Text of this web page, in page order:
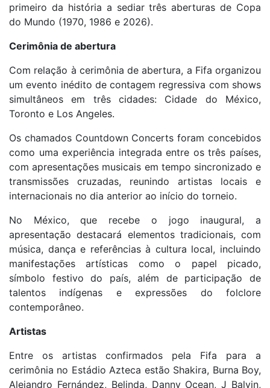
primeiro da história a sediar três aberturas de Copa
do Mundo (1970, 1986 e 2026).
Cerimônia de abertura
Com relação à cerimônia de abertura, a Fifa organizou
um evento inédito de contagem regressiva com shows
simultâneos em três cidades: Cidade do México,
Toronto e Los Angeles.
Os chamados Countdown Concerts foram concebidos
como uma experiência integrada entre os três países,
com apresentações musicais em tempo sincronizado e
transmissões cruzadas, reunindo artistas locais e
internacionais no dia anterior ao início do torneio.
No México, que recebe o jogo inaugural, a
apresentação destacará elementos tradicionais, com
música, dança e referências à cultura local, incluindo
manifestações artísticas como o papel picado,
símbolo festivo do país, além de participação de
talentos indígenas e expressões do folclore
contemporâneo.
Artistas
Entre os artistas confirmados pela Fifa para a
cerimônia no Estádio Azteca estão Shakira, Burna Boy,
Alejandro Fernández, Belinda, Danny Ocean, J Balvin,